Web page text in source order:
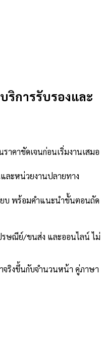
บริการรับรองและ
าคาชัดเจนก่อนเริ่มงานเสมอ
ละหน่วยงานปลายทาง
ยบ พร้อมคำแนะนำขั้นตอนถัด
รษณีย์/ขนส่ง และออนไลน์ ไม่
จริงขึ้นกับจำนวนหน้า คู่ภาษา